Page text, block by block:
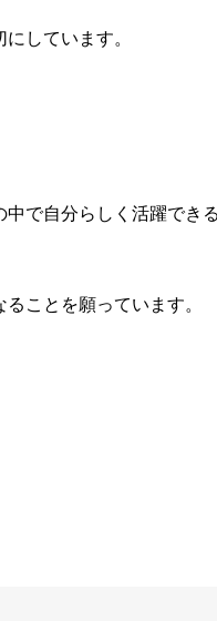
しています。
で自分らしく活躍でき
ことを願っています。